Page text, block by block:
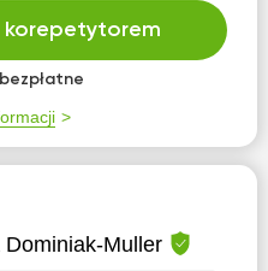
korepetytorem
Dominiak-Muller